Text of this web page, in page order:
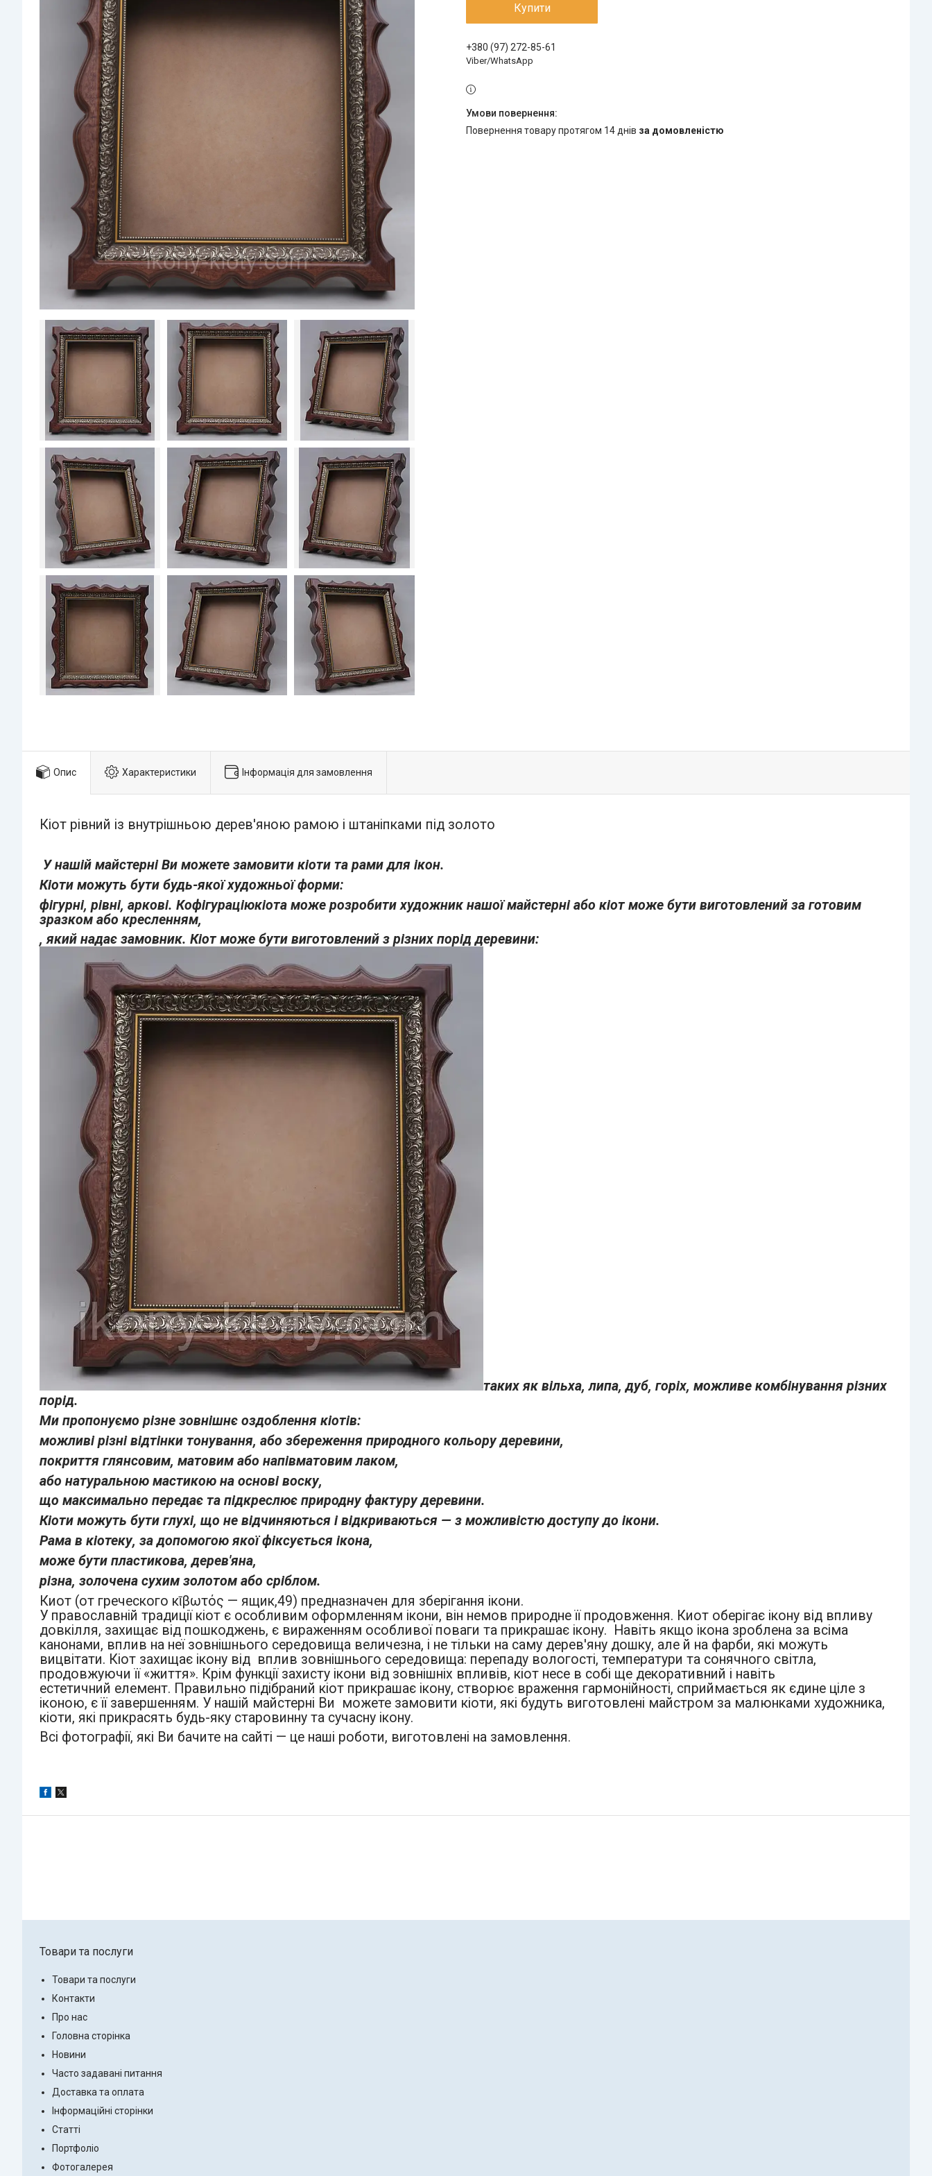
Купити
+380 (97) 272-85-61
Viber/WhatsApp
повернення товару протягом 14 днів за домовленістю
Опис Характеристики Інформація для замовлення
Кіот рівний із внутрішньою дерев'яною рамою і штаніпками під золото
У нашій майстерні Ви можете замовити кіоти та рами для ікон.
Кіоти можуть бути будь-якої художньої форми:
фігурні, рівні, аркові. Кофігураціюкіота може розробити художник нашої майстерні або кіот може бути виготовлений за готовим
зразком або кресленням,
, який надає замовник. Кіот може бути виготовлений з різних порід деревини:
таких як вільха, липа, дуб, горіх, можливе комбінування різних
порід.
Ми пропонуємо різне зовнішнє оздоблення кіотів:
можливі різні відтінки тонування, або збереження природного кольору деревини,
покриття глянсовим, матовим або напівматовим лаком,
або натуральною мастикою на основі воску,
що максимально передає та підкреслює природну фактуру деревини.
Кіоти можуть бути глухі, що не відчиняються і відкриваються — з можливістю доступу до ікони.
Рама в кіотеку, за допомогою якої фіксується ікона,
може бути пластикова, дерев'яна,
різна, золочена сухим золотом або сріблом.
Киот (от греческого κῑβωτός — ящик,49) предназначен для зберігання ікони.
У православній традиції кіот є особливим оформленням ікони, він немов природне її продовження. Киот оберігає ікону від впливу
довкілля, захищає від пошкоджень, є вираженням особливої поваги та прикрашає ікону. Навіть якщо ікона зроблена за всіма
канонами, вплив на неї зовнішнього середовища величезна, і не тільки на саму дерев'яну дошку, але й на фарби, які можуть
вицвітати. Кіот захищає ікону від вплив зовнішнього середовища: перепаду вологості, температури та сонячного світла,
продовжуючи її «життя». Крім функції захисту ікони від зовнішніх впливів, кіот несе в собі ще декоративний і навіть
естетичний елемент. Правильно підібраний кіот прикрашає ікону, створює враження гармонійності, сприймається як єдине ціле з
іконою, є її завершенням. У нашій майстерні Ви можете замовити кіоти, які будуть виготовлені майстром за малюнками художника,
кіоти, які прикрасять будь-яку старовинну та сучасну ікону.
Всі фотографії, які Ви бачите на сайті — це наші роботи, виготовлені на замовлення.
Товари та послуги
Товари та послуги
Контакти
Про нас
Головна сторінка
Новини
Часто задавані питання
Доставка та оплата
Інформаційні сторінки
Статті
Портфоліо
Фотогалерея